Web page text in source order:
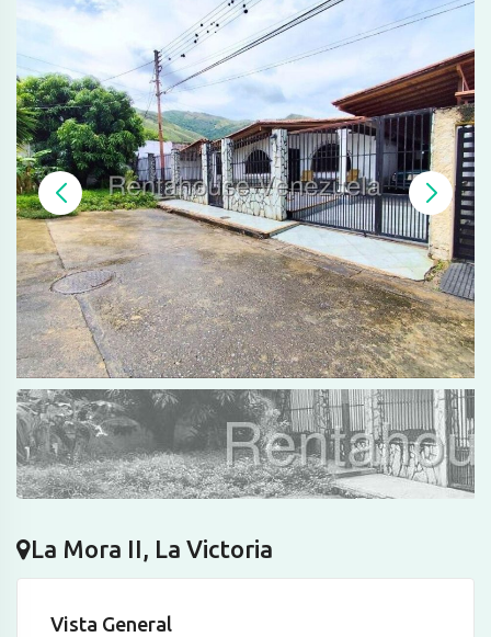
La Mora II, La Victoria
Vista General